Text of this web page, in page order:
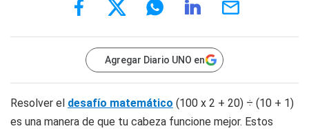
Agregar Diario UNO en
Resolver el desafío matemático (100 x 2 + 20) ÷ (10 + 1)
es una manera de que tu cabeza funcione mejor. Estos